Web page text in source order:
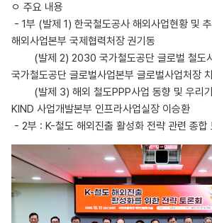
ㅇ 주요 내용
- 1부 (발제 1) 한국철도공사 해외사업현황 및
해외사업본부 국제협력처장 권기동
(발제 2) 2030 국가철도공단 글로벌 철도
국가철도공단 글로벌사업본부 글로벌사업처장
(발제 3) 해외 철도PPP사업 동향 및 우리
KIND 사업개발본부 인프라사업실장 이승환
- 2부 : K-철도 해외진출 활성화 전략 관련 종합